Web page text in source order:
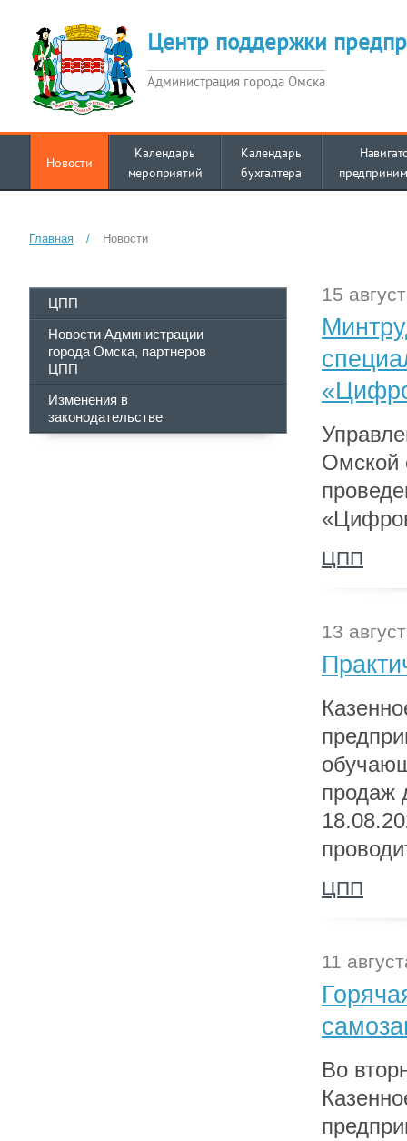
Центр поддержки
Администрация города Омска
Новости
Календарь
мероприятий
Календарь
бухгалтера
Главная / Новости
ЦПП
Новости Администрации
города Омска, партнеров
ЦПП
Изменения в
законодательстве
15
Омской
ЦПП
13
продаж
ЦПП
11
Во